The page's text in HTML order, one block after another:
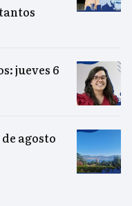
jueves 6
agosto